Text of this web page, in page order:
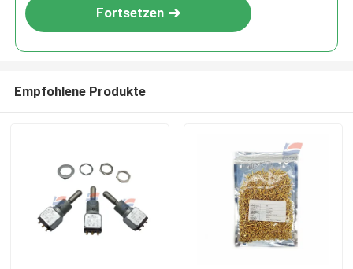
Fortsetzen
Empfohlene Produkte